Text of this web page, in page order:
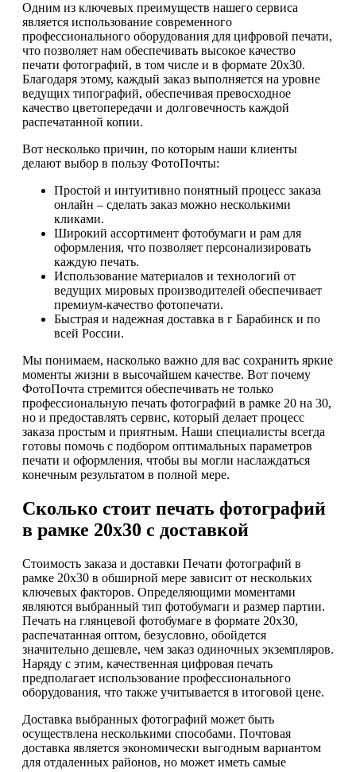
Одним из ключевых преимуществ нашего сервиса
является использование современного
профессионального оборудования для цифровой печати,
что позволяет нам обеспечивать высокое качество
печати фотографий, в том числе и в формате 20х30.
Благодаря этому, каждый заказ выполняется на уровне
ведущих типографий, обеспечивая превосходное
качество цветопередачи и долговечность каждой
распечатанной копии.
Вот несколько причин, по которым наши клиенты
делают выбор в пользу ФотоПочты:
Простой и интуитивно понятный процесс заказа
онлайн – сделать заказ можно несколькими
кликами.
Широкий ассортимент фотобумаги и рам для
оформления, что позволяет персонализировать
каждую печать.
Использование материалов и технологий от
ведущих мировых производителей обеспечивает
премиум-качество фотопечати.
Быстрая и надежная доставка в г Барабинск и по
всей России.
Мы понимаем, насколько важно для вас сохранить яркие
моменты жизни в высочайшем качестве. Вот почему
ФотоПочта стремится обеспечивать не только
профессиональную печать фотографий в рамке 20 на 30,
но и предоставлять сервис, который делает процесс
заказа простым и приятным. Наши специалисты всегда
готовы помочь с подбором оптимальных параметров
печати и оформления, чтобы вы могли наслаждаться
конечным результатом в полной мере.
Сколько стоит печать фотографий
в рамке 20х30 с доставкой
Стоимость заказа и доставки Печати фотографий в
рамке 20х30 в обширной мере зависит от нескольких
ключевых факторов. Определяющими моментами
являются выбранный тип фотобумаги и размер партии.
Печать на глянцевой фотобумаге в формате 20х30,
распечатанная оптом, безусловно, обойдется
значительно дешевле, чем заказ одиночных экземпляров.
Наряду с этим, качественная цифровая печать
предполагает использование профессионального
оборудования, что также учитывается в итоговой цене.
Доставка выбранных фотографий может быть
осуществлена несколькими способами. Почтовая
доставка является экономически выгодным вариантом
для отдаленных районов, но может иметь самые